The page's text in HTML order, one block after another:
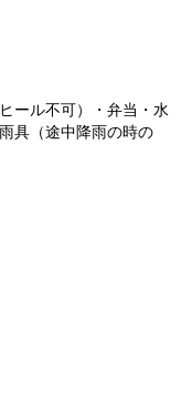
ール不可）・弁当・水
具（途中降雨の時の